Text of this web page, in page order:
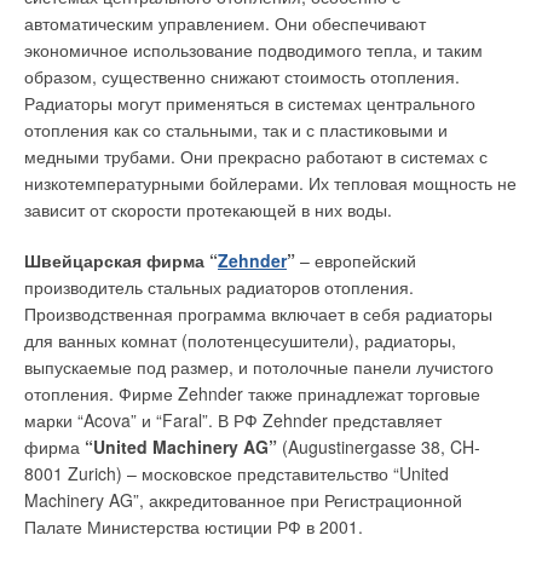
автоматическим управлением. Они обеспечивают
экономичное использование подводимого тепла, и таким
образом, существенно снижают стоимость отопления.
Радиаторы могут применяться в системах центрального
отопления как со стальными, так и с пластиковыми и
медными трубами. Они прекрасно работают в системах с
низкотемпературными бойлерами. Их тепловая мощность не
зависит от скорости протекающей в них воды.
Швейцарская фирма “Zehnder” – европейский
производитель стальных радиаторов отопления.
Производственная программа включает в себя радиаторы
для ванных комнат (полотенцесушители), радиаторы,
выпускаемые под размер, и потолочные панели лучистого
отопления. Фирме Zehnder также принадлежат торговые
марки “Acova” и “Faral”. В РФ Zehnder представляет
фирма “United Machinery AG” (Augustinergasse 38, CH-
8001 Zurich) – московское представительство “United
Machinery AG”, аккредитованное при Регистрационной
Палате Министерства юстиции РФ в 2001.
После того, как бурение скважины завершено, в течение 72
часов из нее выполняется опытный забор воды. Это
способствует очистке скважины, а полученный на основании
этого испытания отчет позволит принять окончательное
решение о выборе насоса. В отчете должна также
содержаться информация, свидетельствующая о том, что
бурение скважины проведено надлежащим образом, что
вода, производимая этой скважиной, не содержит песка и
Выбор соответствующего насоса крайне затруднен
постоянно меняющимися гидравлическими условиями из-за
колебаний уровня грунтовых вод и нестабильности
противодавления в остальной части гидросистемы,
используемой для забора воды. Следовательно, падение
уровня воды в данной конкретной скважине зависит от
продолжительности водозабора не только из нее, но также и
из соседних скважин.
→
вычислительных нагрузок на энергоэффективность
систем обеспечения микроклимата центров обработки
данных
ЖУРНАЛ СОК ИЮНЬ 2026
→
Свежий воздух без компромиссов: новые приточно-
вытяжные установки SHUFT UniMAX для квартиры и
частного дома
ЖУРНАЛ СОК ИЮНЬ 2026
→ Вентиляция жилых помещений
ЖУРНАЛ СОК ИЮНЬ 2026
макроэкономических факторов
Уведомления отключены
Комментарии
В этой теме еще нет комментариев